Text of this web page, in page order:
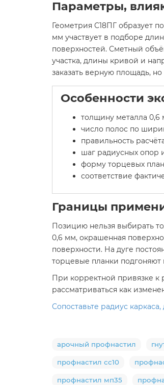
Параметры,
Геометрия С18ПГ образует
мм участвует в подборе
поверхностей. Сметный
участка, длины кривой и
заказать верную площадь,
Особенности
толщину металла 0,6
число полос по
правильность
шаг радиусных опор
форму торцевых
соответствие
Границы
Позицию нельзя выбирать
0,6 мм, окрашенная
поверхности. На дуге
торцевые планки подгоняют
При корректной привязке к
рассматриваться как
Сопоставьте радиус
арочный профнастил
профнастил сс10
профнастил мп35